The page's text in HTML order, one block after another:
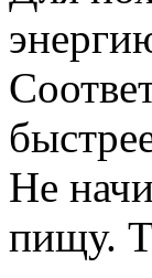
Не
пищу.